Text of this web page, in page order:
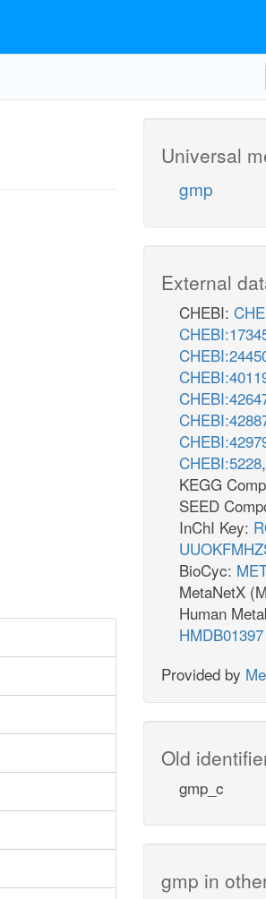
Universal
gmp
External
CHEBI:
CHEBI:5228,
KEGG
SEED
InChI Key:
BioCyc:
MetaNetX
Human
HMDB01397
Provided by
Old
gmp_c
gmp in